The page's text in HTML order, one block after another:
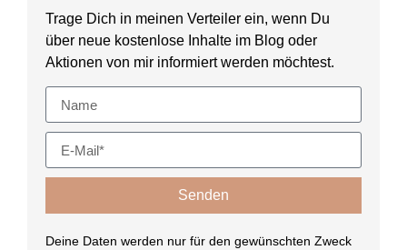
Trage Dich in meinen Verteiler ein, wenn Du
über neue kostenlose Inhalte im Blog oder
Aktionen von mir informiert werden möchtest.
Senden
Deine Daten werden nur für den gewünschten Zweck